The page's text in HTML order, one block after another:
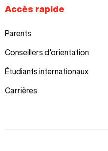
Accès rapide
Parents
Conseillers d’orientation
Étudiants internationaux
Carrières